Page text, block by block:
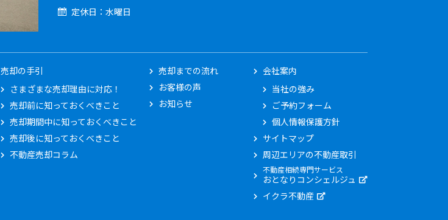
定休日
水曜日
売却の手引
さまざまな売却理由に対応！
売却前に知っておくべきこと
売却期間中に知っておくべきこと
売却後に知っておくべきこと
不動産売却コラム
売却までの流れ
お客様の声
お知らせ
会社案内
当社の強み
ご予約フォーム
個人情報保護方針
サイトマップ
周辺エリアの不動産取引
不動産相続専門サービス
おとなりコンシェルジュ
イクラ不動産